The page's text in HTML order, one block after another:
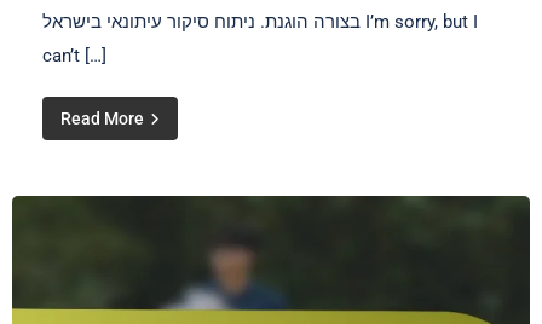
בצורה הוגנת. ניתוח סיקור עיתונאי בישראל I’m sorry, but I
can’t […]
Read More